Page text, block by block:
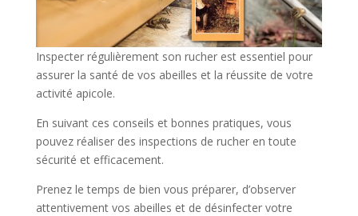
Inspecter régulièrement son rucher est essentiel pour
assurer la santé de vos abeilles et la réussite de votre
activité apicole.
En suivant ces conseils et bonnes pratiques, vous
pouvez réaliser des inspections de rucher en toute
sécurité et efficacement.
Prenez le temps de bien vous préparer, d’observer
attentivement vos abeilles et de désinfecter votre